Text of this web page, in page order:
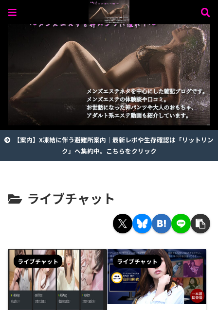
【案内】X凍結に伴う避難所案内｜最新レポや生存確認は「リットリン
ク」へ集約中。こちらをクリック
ライブチャット
ライブチャット ライブチャット